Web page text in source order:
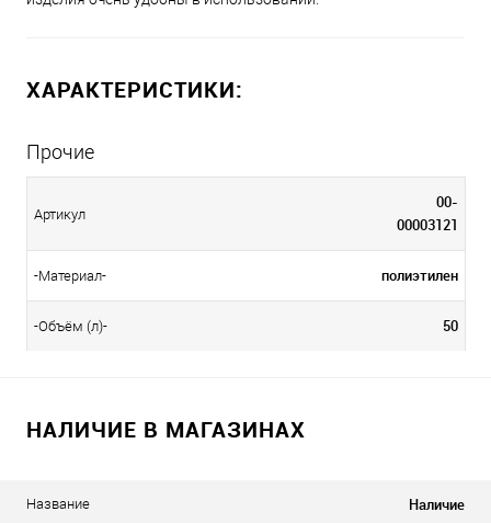
ХАРАКТЕРИСТИКИ:
Прочие
Артикул
00-
00003121
-Материал- полиэтилен
-Объём (л)- 50
НАЛИЧИЕ В МАГАЗИНАХ
Название Наличие